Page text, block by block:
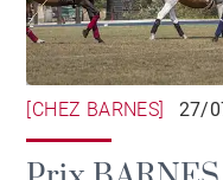
[CHEZ BARNES] 27/